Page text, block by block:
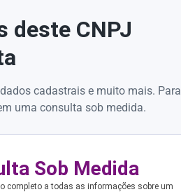
deste CNPJ
cadastrais e muito mais. Para
uma consulta sob medida.
Sob Medida
completo a todas as informações sobre um